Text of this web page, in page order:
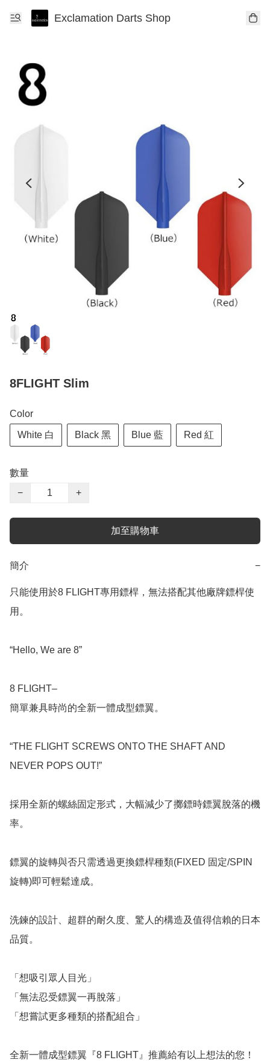
Exclamation Darts Shop
8FLIGHT Slim
Color
White 白 Black 黑 Blue 藍 Red 紅
數量
−
+
加至購物車
簡介 −
只能使用於8 FLIGHT專用鏢桿，無法搭配其他廠牌鏢桿使
用。
“Hello, We are 8”
8 FLIGHT–
簡單兼具時尚的全新一體成型鏢翼。
“THE FLIGHT SCREWS ONTO THE SHAFT AND
NEVER POPS OUT!”
採用全新的螺絲固定形式，大幅減少了擲鏢時鏢翼脫落的機
率。
鏢翼的旋轉與否只需透過更換鏢桿種類(FIXED 固定/SPIN
旋轉)即可輕鬆達成。
洗鍊的設計、超群的耐久度、驚人的構造及值得信賴的日本
品質。
「想吸引眾人目光」
「無法忍受鏢翼一再脫落」
「想嘗試更多種類的搭配組合」
全新一體成型鏢翼『8 FLIGHT』推薦給有以上想法的您！